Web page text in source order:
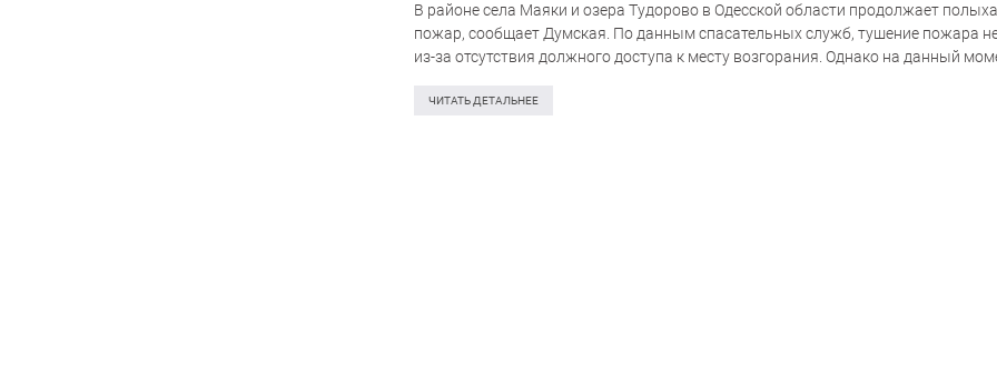
В районе села Маяки и озера Тудорово в Одесской области продолжает
пожар, сообщает Думская. По данным спасательных служб, тушение пожара
из-за отсутствия должного доступа к месту возгорания. Однако на данный
ЧИТАТЬ ДЕТАЛЬНЕЕ